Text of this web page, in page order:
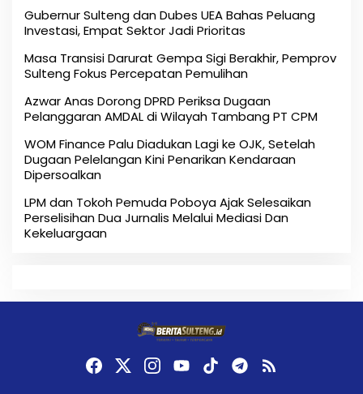
Gubernur Sulteng dan Dubes UEA Bahas Peluang
Investasi, Empat Sektor Jadi Prioritas
Masa Transisi Darurat Gempa Sigi Berakhir, Pemprov
Sulteng Fokus Percepatan Pemulihan
Azwar Anas Dorong DPRD Periksa Dugaan
Pelanggaran AMDAL di Wilayah Tambang PT CPM
‎WOM Finance Palu Diadukan Lagi ke OJK, Setelah
Dugaan Pelelangan Kini Penarikan Kendaraan
Dipersoalkan ‎
LPM dan Tokoh Pemuda Poboya Ajak Selesaikan
Perselisihan Dua Jurnalis Melalui Mediasi Dan
Kekeluargaan